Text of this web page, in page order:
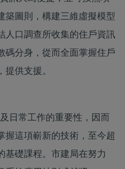
築圖則，構建三維虛擬模型
人口調查所收集的住戶資訊
碼分身，從而全面掌握住戶
供支援。
日常工作的重要性，因而
握這項嶄新的技術，至今超
基礎課程。市建局在努力